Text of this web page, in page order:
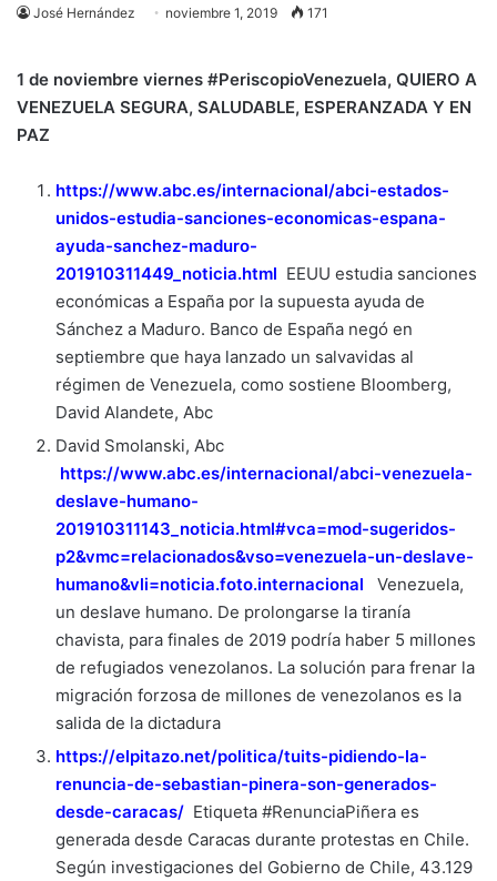
José Hernández noviembre 1, 2019 171
1 de noviembre viernes #PeriscopioVenezuela, QUIERO A
VENEZUELA SEGURA, SALUDABLE, ESPERANZADA Y EN
PAZ
https://www.abc.es/internacional/abci-estados-
unidos-estudia-sanciones-economicas-espana-
ayuda-sanchez-maduro-
201910311449_noticia.html EEUU estudia sanciones
económicas a España por la supuesta ayuda de
Sánchez a Maduro. Banco de España negó en
septiembre que haya lanzado un salvavidas al
régimen de Venezuela, como sostiene Bloomberg,
David Alandete, Abc
David Smolanski, Abc
https://www.abc.es/internacional/abci-venezuela-
deslave-humano-
201910311143_noticia.html#vca=mod-sugeridos-
p2&vmc=relacionados&vso=venezuela-un-deslave-
humano&vli=noticia.foto.internacional
Venezuela,
un deslave humano. De prolongarse la tiranía
chavista, para finales de 2019 podría haber 5 millones
de refugiados venezolanos. La solución para frenar la
migración forzosa de millones de venezolanos es la
salida de la dictadura
https://elpitazo.net/politica/tuits-pidiendo-la-
renuncia-de-sebastian-pinera-son-generados-
desde-caracas/ Etiqueta #RenunciaPiñera es
generada desde Caracas durante protestas en Chile.
Según investigaciones del Gobierno de Chile, 43.129